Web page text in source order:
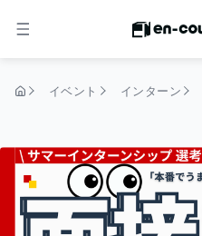
メニュー
イベント インターン